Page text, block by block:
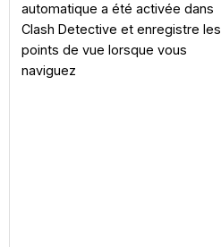
automatique a été activée dans
Clash Detective et enregistre les
points de vue lorsque vous
naviguez